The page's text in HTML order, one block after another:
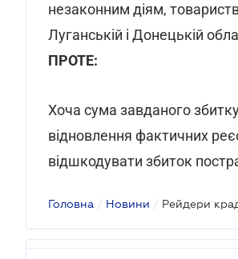
незаконним діям,
Луганській і Донецькій
ПРОТЕ:
Хоча сума завданого
відновлення фактичних
відшкодувати збиток
Головна / Новини / Рейдери